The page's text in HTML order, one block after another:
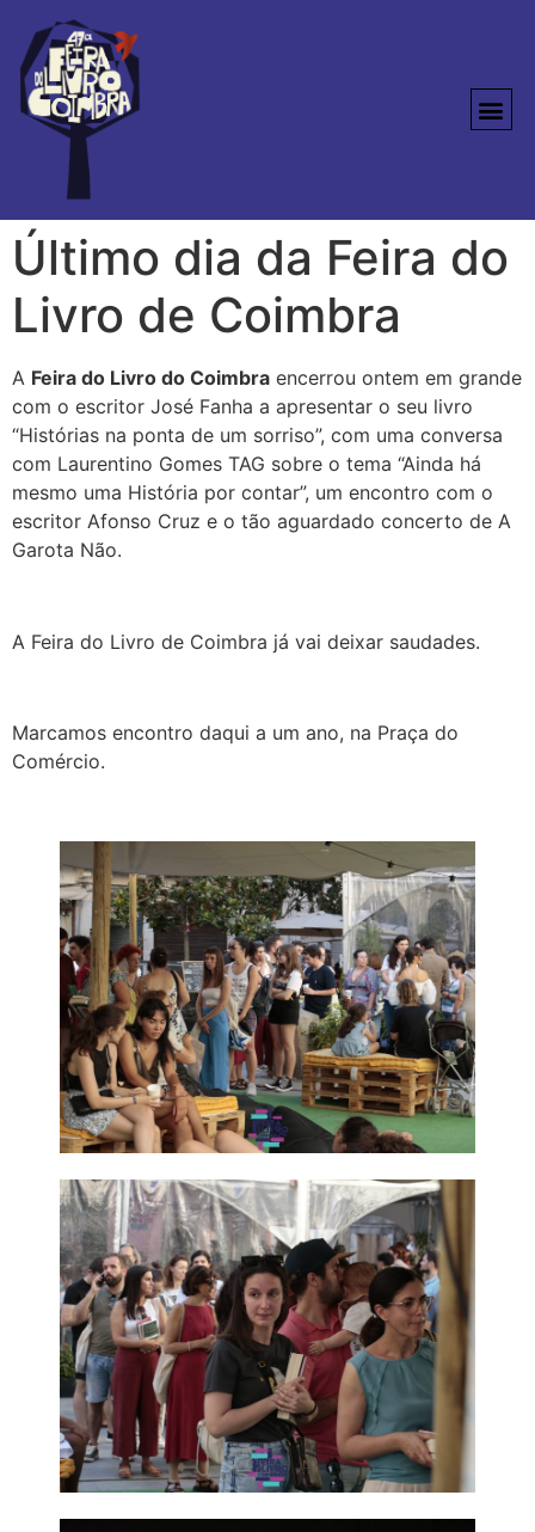
Último dia da Feira do
Livro de Coimbra
A Feira do Livro do Coimbra encerrou ontem em grande
com o escritor José Fanha a apresentar o seu livro
“Histórias na ponta de um sorriso”, com uma conversa
com Laurentino Gomes TAG sobre o tema “Ainda há
mesmo uma História por contar”, um encontro com o
escritor Afonso Cruz e o tão aguardado concerto de A
Garota Não.
A Feira do Livro de Coimbra já vai deixar saudades.
Marcamos encontro daqui a um ano, na Praça do
Comércio.